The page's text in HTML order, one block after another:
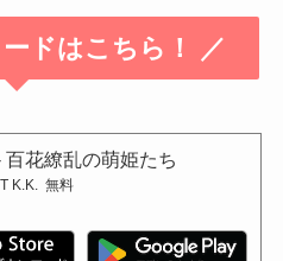
ドはこちら！ ／
百花繚乱の萌姫たち
K.K. 無料